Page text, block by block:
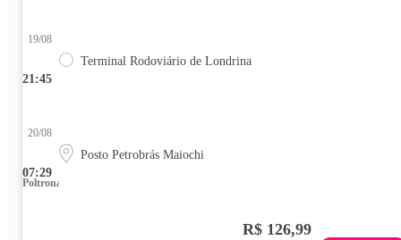
21:45
19/08
Terminal Rodoviário de Londrina
07:29
20/08
Posto Petrobrás Maiochi
Poltrona
R$ 126,99